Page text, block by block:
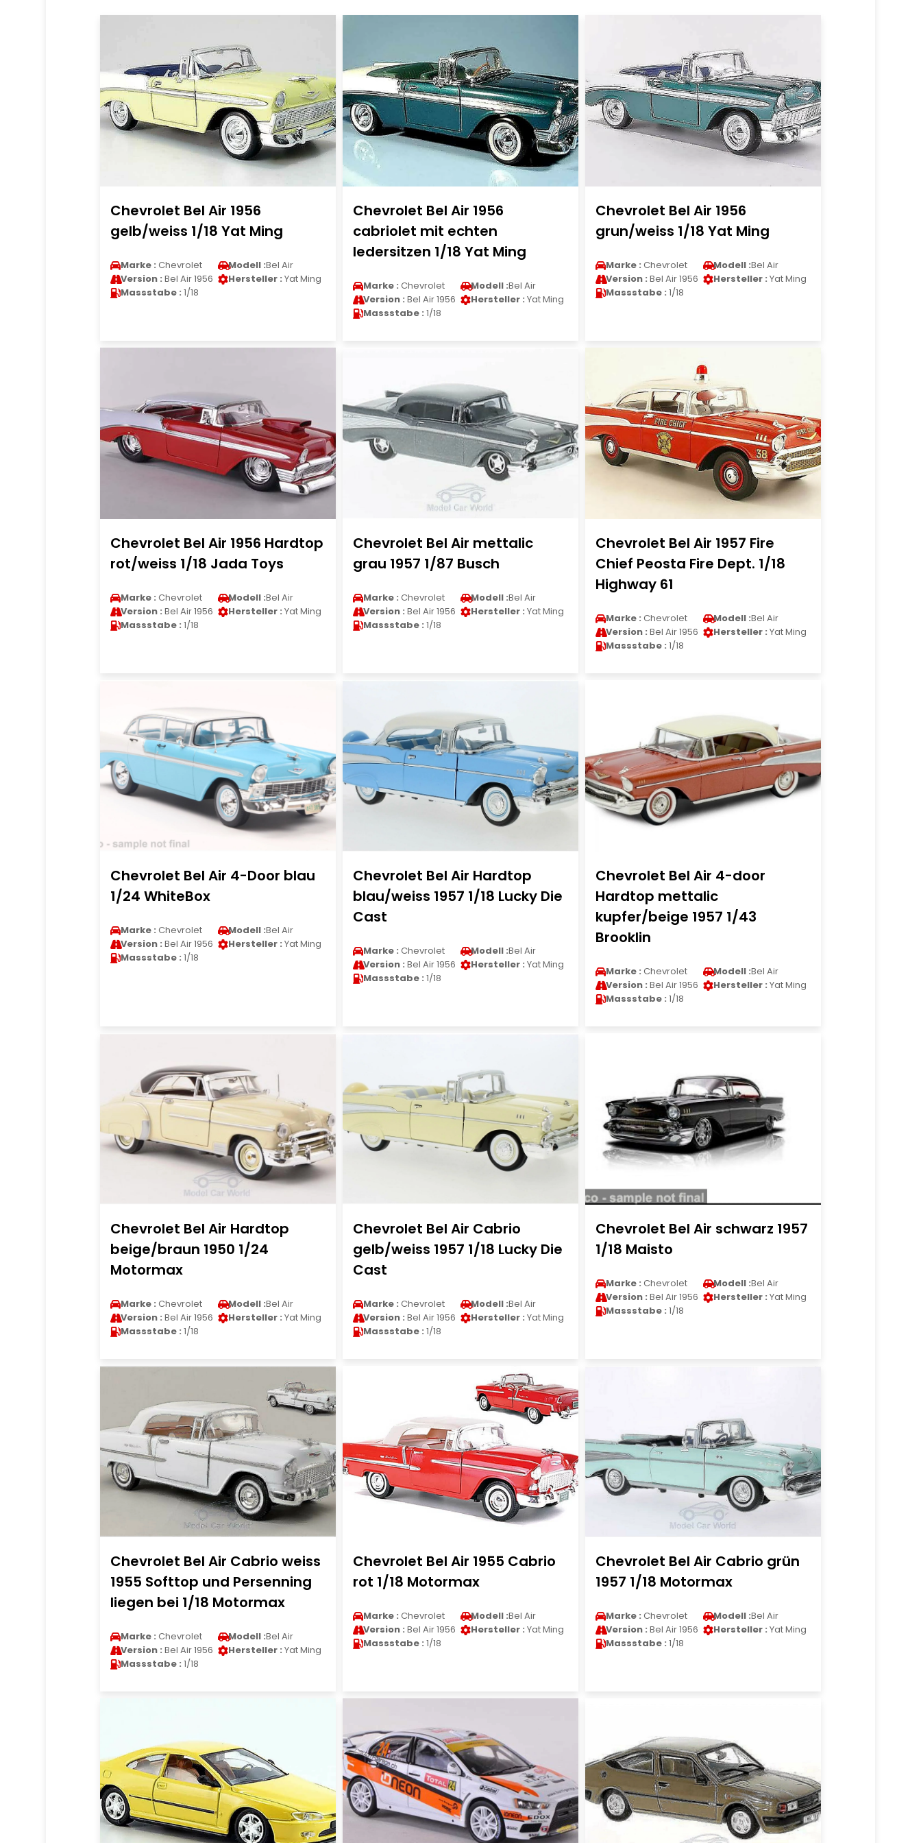
Chevrolet Bel Air 1956
gelb/weiss 1/18 Yat Ming
Marke : Chevrolet Modell :Bel Air
Version : Bel Air 1956 Hersteller : Yat Ming
Massstabe : 1/18
Chevrolet Bel Air 1956
cabriolet mit echten
ledersitzen 1/18 Yat Ming
Marke : Chevrolet Modell :Bel Air
Version : Bel Air 1956 Hersteller : Yat Ming
Massstabe : 1/18
Chevrolet Bel Air 1956
grun/weiss 1/18 Yat Ming
Marke : Chevrolet Modell :Bel Air
Version : Bel Air 1956 Hersteller : Yat Ming
Massstabe : 1/18
Chevrolet Bel Air 1956 Hardtop
rot/weiss 1/18 Jada Toys
Marke : Chevrolet Modell :Bel Air
Version : Bel Air 1956 Hersteller : Yat Ming
Massstabe : 1/18
Chevrolet Bel Air mettalic
grau 1957 1/87 Busch
Marke : Chevrolet Modell :Bel Air
Version : Bel Air 1956 Hersteller : Yat Ming
Massstabe : 1/18
Chevrolet Bel Air 1957 Fire
Chief Peosta Fire Dept. 1/18
Highway 61
Marke : Chevrolet Modell :Bel Air
Version : Bel Air 1956 Hersteller : Yat Ming
Massstabe : 1/18
Chevrolet Bel Air 4-Door blau
1/24 WhiteBox
Marke : Chevrolet Modell :Bel Air
Version : Bel Air 1956 Hersteller : Yat Ming
Massstabe : 1/18
Chevrolet Bel Air Hardtop
blau/weiss 1957 1/18 Lucky Die
Cast
Marke : Chevrolet Modell :Bel Air
Version : Bel Air 1956 Hersteller : Yat Ming
Massstabe : 1/18
Chevrolet Bel Air 4-door
Hardtop mettalic
kupfer/beige 1957 1/43
Brooklin
Marke : Chevrolet Modell :Bel Air
Version : Bel Air 1956 Hersteller : Yat Ming
Massstabe : 1/18
Chevrolet Bel Air Hardtop
beige/braun 1950 1/24
Motormax
Marke : Chevrolet Modell :Bel Air
Version : Bel Air 1956 Hersteller : Yat Ming
Massstabe : 1/18
Chevrolet Bel Air Cabrio
gelb/weiss 1957 1/18 Lucky Die
Cast
Marke : Chevrolet Modell :Bel Air
Version : Bel Air 1956 Hersteller : Yat Ming
Massstabe : 1/18
Chevrolet Bel Air schwarz 1957
1/18 Maisto
Marke : Chevrolet Modell :Bel Air
Version : Bel Air 1956 Hersteller : Yat Ming
Massstabe : 1/18
Chevrolet Bel Air Cabrio weiss
1955 Softtop und Persenning
liegen bei 1/18 Motormax
Marke : Chevrolet Modell :Bel Air
Version : Bel Air 1956 Hersteller : Yat Ming
Massstabe : 1/18
Chevrolet Bel Air 1955 Cabrio
rot 1/18 Motormax
Marke : Chevrolet Modell :Bel Air
Version : Bel Air 1956 Hersteller : Yat Ming
Massstabe : 1/18
Chevrolet Bel Air Cabrio grün
1957 1/18 Motormax
Marke : Chevrolet Modell :Bel Air
Version : Bel Air 1956 Hersteller : Yat Ming
Massstabe : 1/18